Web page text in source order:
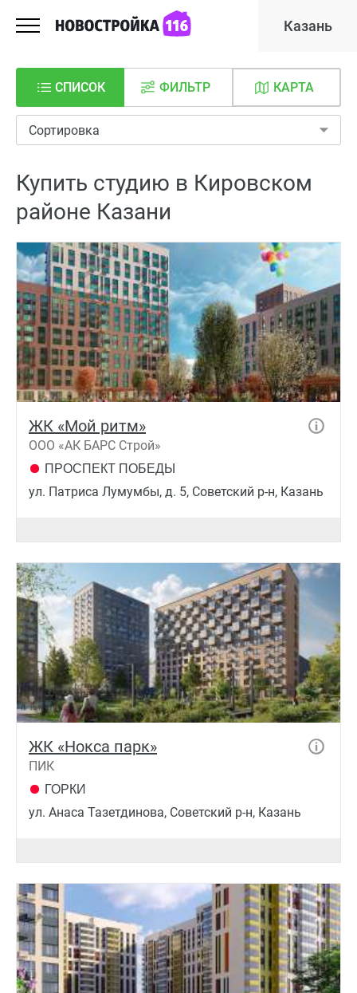
Казань
СПИСОК КАРТА
ФИЛЬТР
Сортировка
Купить студию в Кировском
районе Казани
ЖК «Мой ритм»
ООО «АК БАРС Строй»
ПРОСПЕКТ ПОБЕДЫ
ул. Патриса Лумумбы, д. 5, Советский р-н, Казань
ЖК «Нокса парк»
ПИК
ГОРКИ
ул. Анаса Тазетдинова, Советский р-н, Казань